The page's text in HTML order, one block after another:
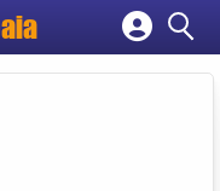
empresa